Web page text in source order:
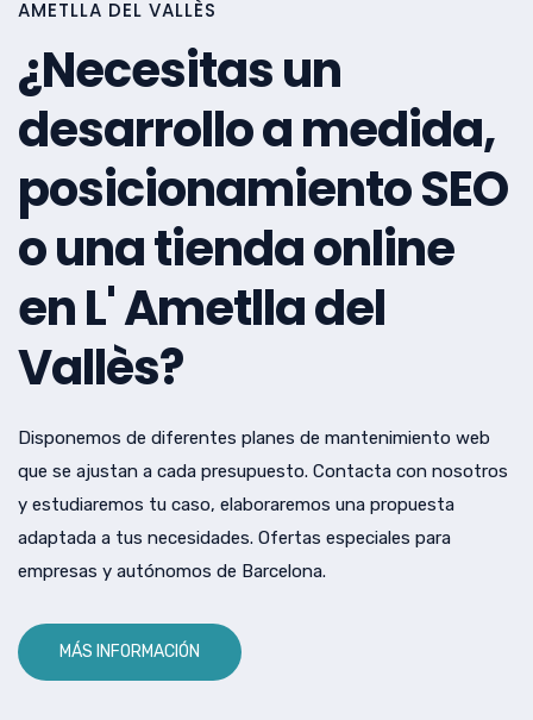
AMETLLA DEL VALLÈS
¿Necesitas un
desarrollo a medida,
posicionamiento SEO
o una tienda online
en L' Ametlla del
Vallès?
Disponemos de diferentes planes de mantenimiento web
que se ajustan a cada presupuesto. Contacta con nosotros
y estudiaremos tu caso, elaboraremos una propuesta
adaptada a tus necesidades. Ofertas especiales para
empresas y autónomos de Barcelona.
MÁS INFORMACIÓN